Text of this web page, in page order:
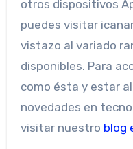
otros dispositivos
puedes visitar
vistazo al variado
disponibles. Para
como ésta y estar
novedades en
visitar nuestro blog